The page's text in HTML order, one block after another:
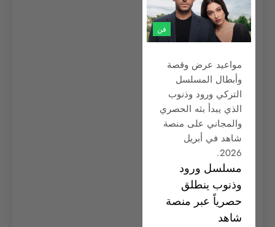
فن
مواعيد عرض وقصة
وأبطال المسلسل
التركي ورود وذنوب
الذي يبدأ بثه الحصري
والمجاني على منصة
شاهد في أبريل
2026.
مسلسل ورود
وذنوب ينطلق
حصرياً عبر منصة
شاهد